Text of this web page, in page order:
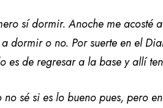
sí dormir. Anoche me acosté
dormir o no. Por suerte en el
es de regresar a la base y allí
no sé si es lo bueno pues, pero